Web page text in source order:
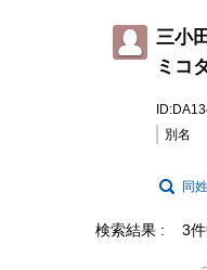
三小
ミコ
別名
同
検索結果 3